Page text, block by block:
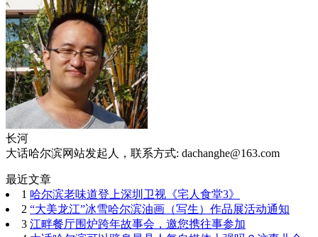
长河
大话哈尔滨网站发起人，联系方式: dachanghe@163.com
最近文章
1 哈尔滨老味道登上深圳卫视《宅人食堂3》
2 “大美龙江”冰雪哈尔滨油画（写生）作品展活动通知
3 江畔餐厅围炉跨年故事会，邀您携往事参加